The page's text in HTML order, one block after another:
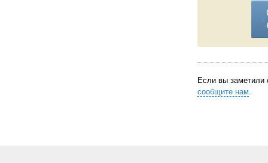
Если вы заметили
сообщите нам.